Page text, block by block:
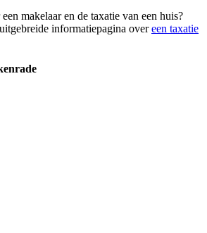
makelaar en de taxatie van een huis?
informatiepagina overeen taxatie